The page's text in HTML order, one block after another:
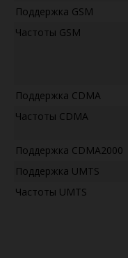
Поддержка GSM
Частоты GSM
Поддержка CDMA
Частоты CDMA
Поддержка CDMA2000
Поддержка UMTS
Частоты UMTS